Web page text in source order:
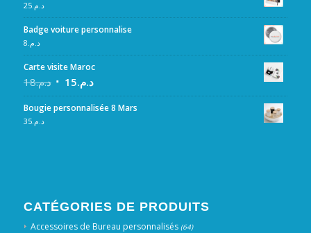
د.م.25
Badge voiture personnalise
د.م.8
Carte visite Maroc
د.م.18 د.م.15
Bougie personnalisée 8 Mars
د.م.35
CATÉGORIES DE PRODUITS
Accessoires de Bureau personnalisés (64)